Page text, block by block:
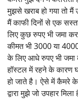
मुझसे खराब हो गया तो
मैं काफी दिनों से एक
लिए कुछ रुपए भी जमा
कीमत भी 3000 या
के लिए आधे रुपए भी जमा
हॉस्टल में रहने के कारण
हो जाते है। ऐसे में कैमरे
द्वारा मुझे जो उपहार